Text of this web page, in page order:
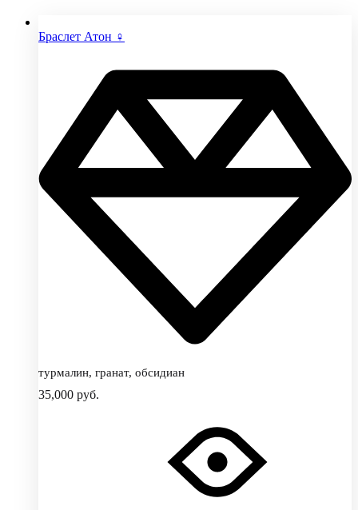
Браслет Атон ♀
турмалин, гранат, обсидиан
35,000 руб.